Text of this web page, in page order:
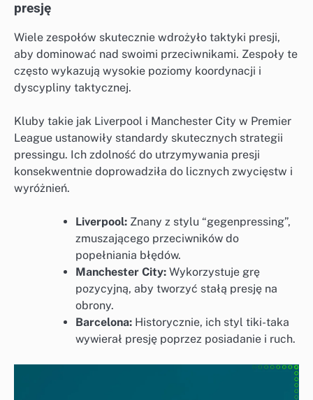
presję
Wiele zespołów skutecznie wdrożyło taktyki presji,
aby dominować nad swoimi przeciwnikami. Zespoły te
często wykazują wysokie poziomy koordynacji i
dyscypliny taktycznej.
Kluby takie jak Liverpool i Manchester City w Premier
League ustanowiły standardy skutecznych strategii
pressingu. Ich zdolność do utrzymywania presji
konsekwentnie doprowadziła do licznych zwycięstw i
wyróżnień.
Liverpool: Znany z stylu “gegenpressing”,
zmuszającego przeciwników do
popełniania błędów.
Manchester City: Wykorzystuje grę
pozycyjną, aby tworzyć stałą presję na
obrony.
Barcelona: Historycznie, ich styl tiki-taka
wywierał presję poprzez posiadanie i ruch.